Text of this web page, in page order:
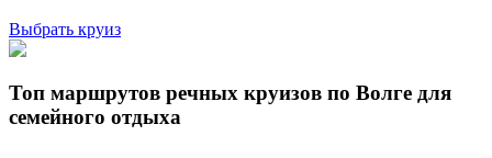
Выбрать круиз
Топ маршрутов речных круизов по Волге для
семейного отдыха